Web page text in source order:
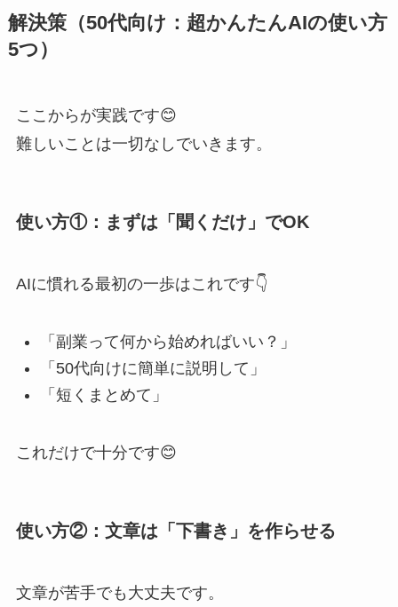
解決策（50代向け：超かんたんAIの使い方
5つ）
ここからが実践です😊
難しいことは一切なしでいきます。
使い方①：まずは「聞くだけ」でOK
AIに慣れる最初の一歩はこれです👇
「副業って何から始めればいい？」
「50代向けに簡単に説明して」
「短くまとめて」
これだけで十分です😊
使い方②：文章は「下書き」を作らせる
文章が苦手でも大丈夫です。